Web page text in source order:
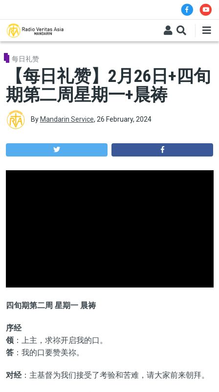
每日礼赞
【每日礼赞】2月26日+四旬
期第二周星期一+晨祷
By Mandarin Service, 26 February, 2024
四旬期第二周 星期一 晨祷
序经
领：上主，求祢开启我的口。
答：我的口要赞美祢。
对经：主基督为我们接受了考验和苦难，请大家前来朝拜。